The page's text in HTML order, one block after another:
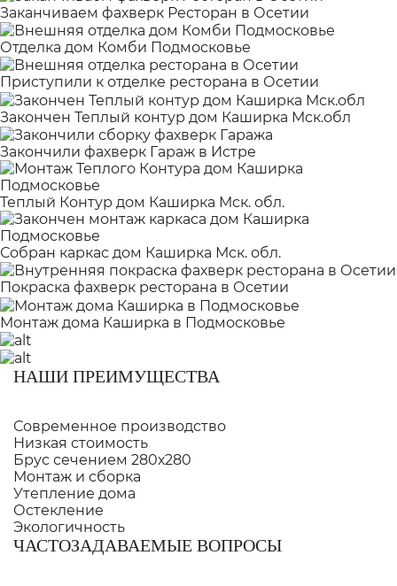
Заканчиваем фахверк Ресторан в Осетии
Отделка дом Комби Подмосковье
Приступили к отделке ресторана в Осетии
Закончен Теплый контур дом Каширка Мск.обл
Закончили фахверк Гараж в Истре
Теплый Контур дом Каширка Мск. обл.
Собран каркас дом Каширка Мск. обл.
Покраска фахверк ресторана в Осетии
Монтаж дома Каширка в Подмосковье
НАШИ ПРЕИМУЩЕСТВА
Современное производство
Низкая стоимость
Брус сечением 280х280
Монтаж и сборка
Утепление дома
Остекление
Экологичность
ЧАСТОЗАДАВАЕМЫЕ ВОПРОСЫ